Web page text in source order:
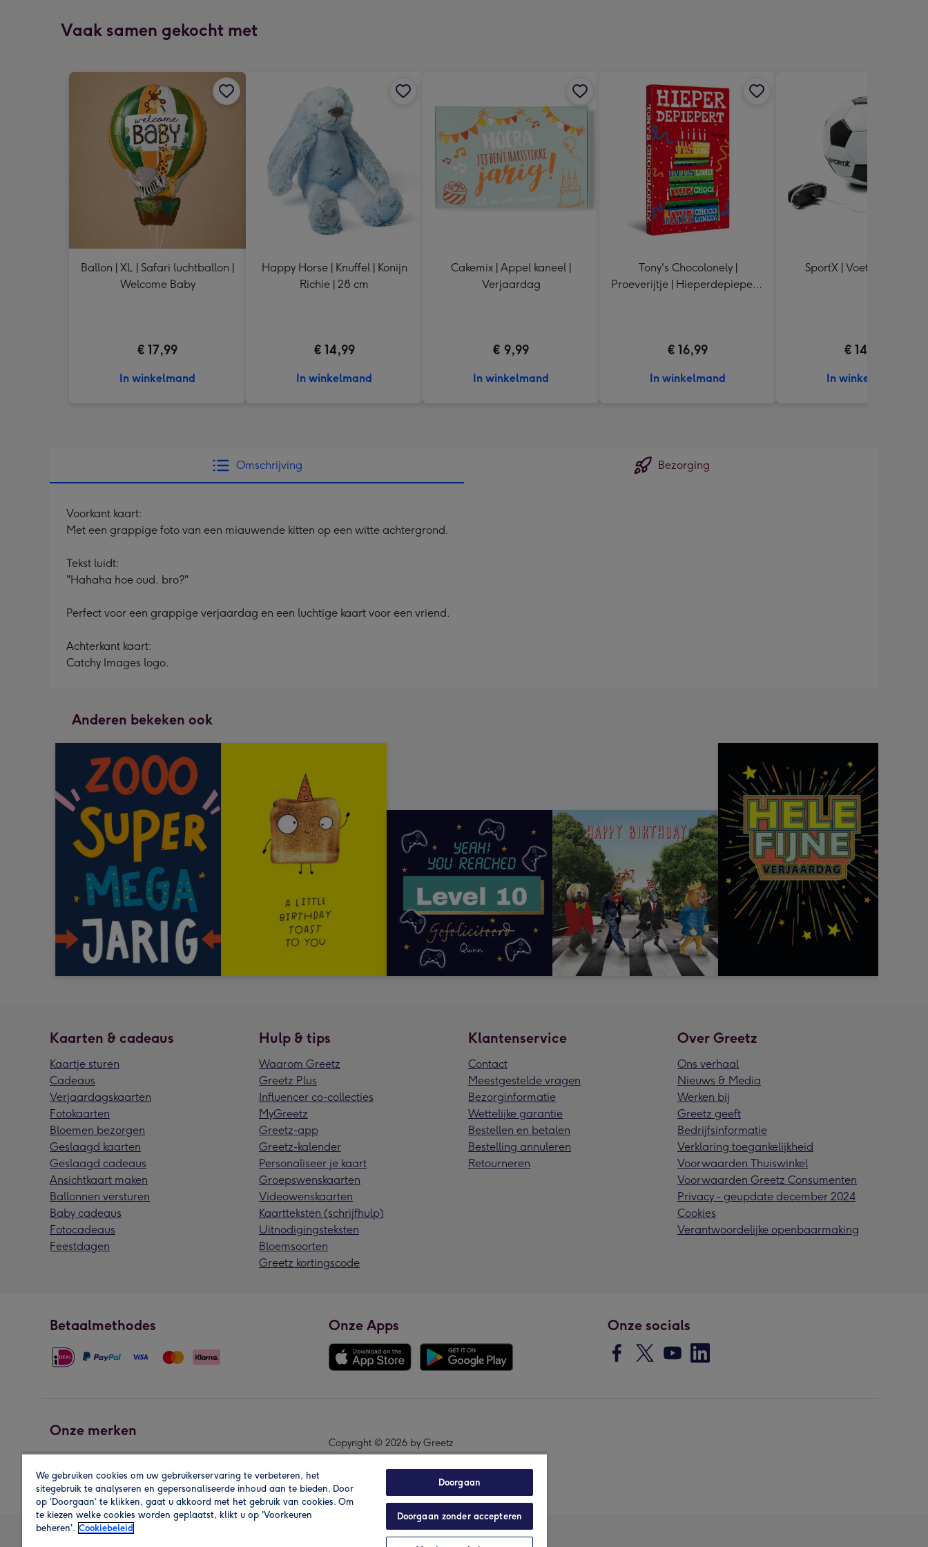
Vaak samen gekocht met
Ballon | XL | Safari luchtballon |
Welcome Baby
€ 17,99
In winkelmand
Happy Horse | Knuffel | Konijn
Richie | 28 cm
€ 14,99
In winkelmand
Cakemix | Appel kaneel |
Verjaardag
€ 9,99
In winkelmand
Tony's Chocolonely |
Proeverijtje | Hieperdepiepert |
€ 16,99
In winkelmand
SportX | Voetbal Trainer
€ 14,99
In winkelmand
Omschrijving Bezorging
Voorkant kaart:
Met een grappige foto van een miauwende kitten op een witte achtergrond.
Tekst luidt:
"Hahaha hoe oud, bro?"
Perfect voor een grappige verjaardag en een luchtige kaart voor een vriend.
Achterkant kaart:
Catchy Images logo.
Anderen bekeken ook
Kaarten & cadeaus
Kaartje sturen
Cadeaus
Verjaardagskaarten
Fotokaarten
Bloemen bezorgen
Geslaagd kaarten
Geslaagd cadeaus
Ansichtkaart maken
Ballonnen versturen
Baby cadeaus
Fotocadeaus
Feestdagen
Hulp & tips
Waarom Greetz
Greetz Plus
Influencer co-collecties
MyGreetz
Greetz-app
Greetz-kalender
Personaliseer je kaart
Groepswenskaarten
Videowenskaarten
Kaartteksten (schrijfhulp)
Uitnodigingsteksten
Bloemsoorten
Greetz kortingscode
Klantenservice
Contact
Meestgestelde vragen
Bezorginformatie
Wettelijke garantie
Bestellen en betalen
Bestelling annuleren
Retourneren
Over Greetz
Ons verhaal
Nieuws & Media
Werken bij
Greetz geeft
Bedrijfsinformatie
Verklaring toegankelijkheid
Voorwaarden Thuiswinkel
Voorwaarden Greetz Consumenten
Privacy - geupdate december 2024
Cookies
Verantwoordelijke openbaarmaking
Betaalmethodes Onze Apps Onze socials
Onze merken
Copyright © 2026 by Greetz
We gebruiken cookies om uw gebruikerservaring te verbeteren, het
sitegebruik te analyseren en gepersonaliseerde inhoud aan te bieden. Door
op ‘Doorgaan’ te klikken, gaat u akkoord met het gebruik van cookies. Om
te kiezen welke cookies worden geplaatst, klikt u op 'Voorkeuren
beheren'. Cookiebeleid
Doorgaan
Doorgaan zonder accepteren